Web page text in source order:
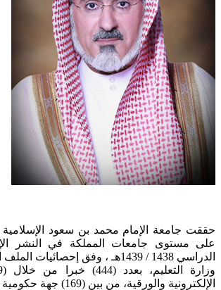
حققت جامعة الإمام محمد بن سعود الإسلامية
على مستوى جامعات المملكة في النشر
الدراسي 1438 / 1439هـ ، وفق
الإلكترونية والورقية، من بين (169) جهة حكومية وأهلية .